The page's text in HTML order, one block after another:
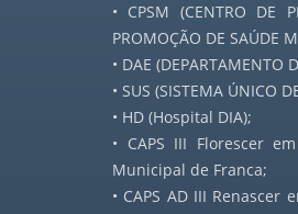
Jornal a Nova
Jornal a Nova
Jornal a Nova
• CPSM (CENTRO DE
PROMOÇÃO DE SAÚDE
• DAE (DEPARTAMENTO
• SUS (SISTEMA ÚNICO
• HD (Hospital DIA);
• CAPS III Florescer
Municipal de Franca;
• CAPS AD III